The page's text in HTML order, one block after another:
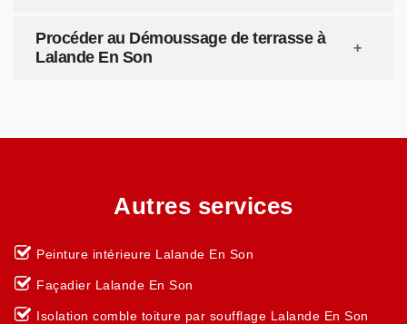
Procéder au Démoussage de terrasse à
Lalande En Son
Autres services
Peinture intérieure Lalande En Son
Façadier Lalande En Son
Isolation comble toiture par soufflage Lalande En Son